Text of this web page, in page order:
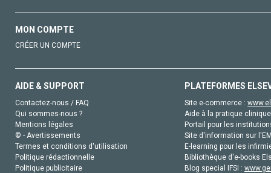
MON COMPTE
CRÉER UN COMPTE
AIDE & SUPPORT
Contactez-nous / FAQ
Qui sommes-nous ?
Mentions légales
© - Avertissements
Termes et conditions d'utilisation
Politique rédactionnelle
Politique publicitaire
PLATEFORMES
Site e-commerce :
Aide à la pratique
Portail pour les
Site d'information sur
E-learning pour les
Bibliothèque d'e-books
Blog special IFSI :